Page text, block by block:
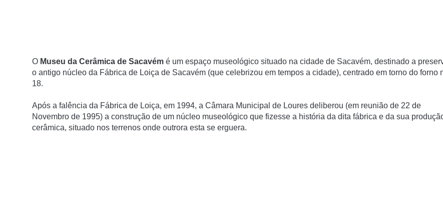
O Museu da Cerâmica de Sacavém é um espaço museológico situado na cidade de Sacavém, destinado a
o antigo núcleo da Fábrica de Loiça de Sacavém (que celebrizou em tempos a cidade), centrado em torno do forno
18.
Após a falência da Fábrica de Loiça, em 1994, a Câmara Municipal de Loures deliberou (em reunião de 22 de
Novembro de 1995) a construção de um núcleo museológico que fizesse a história da dita fábrica e da sua
cerâmica, situado nos terrenos onde outrora esta se erguera.